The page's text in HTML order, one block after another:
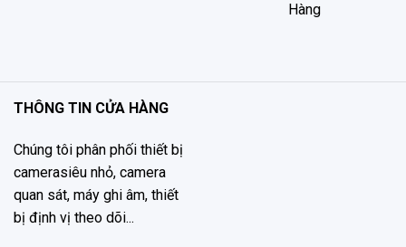
Hàng
THÔNG TIN CỬA HÀNG
Chúng tôi phân phối thiết bị
camerasiêu nhỏ, camera
quan sát, máy ghi âm, thiết
bị định vị theo dõi...